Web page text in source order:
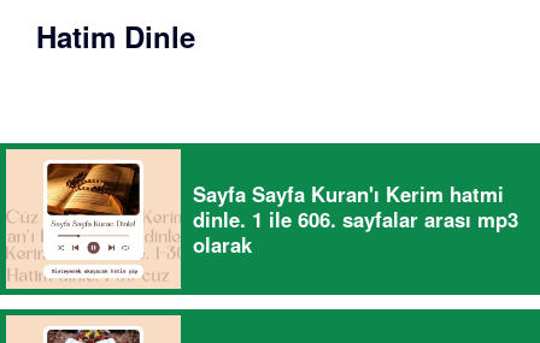
Hatim Dinle
Sayfa Sayfa Kuran'ı Kerim hatmi
dinle. 1 ile 606. sayfalar arası mp3
olarak